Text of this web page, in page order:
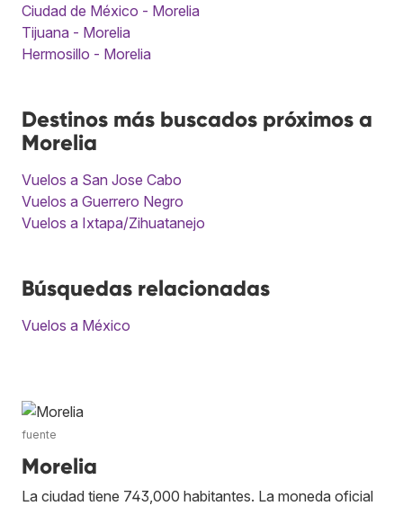
Ciudad de México - Morelia
Tijuana - Morelia
Hermosillo - Morelia
Destinos más buscados próximos a
Morelia
Vuelos a San Jose Cabo
Vuelos a Guerrero Negro
Vuelos a Ixtapa/Zihuatanejo
Búsquedas relacionadas
Vuelos a México
fuente
Morelia
La ciudad tiene 743,000 habitantes. La moneda oficial